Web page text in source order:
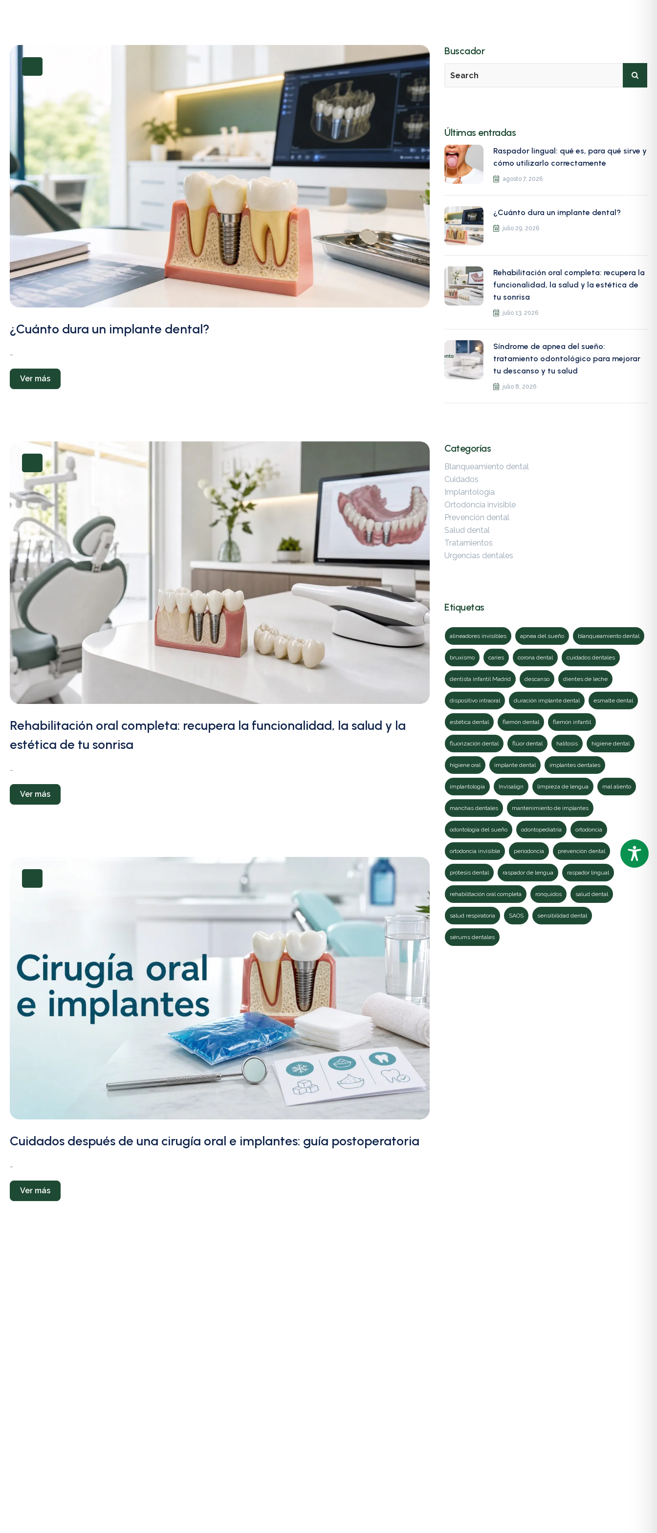
¿Cuánto dura un implante dental?
…
Ver más
Rehabilitación oral completa: recupera la funcionalidad, la salud y la
estética de tu sonrisa
…
Ver más
Cuidados después de una cirugía oral e implantes: guía postoperatoria
…
Ver más
Buscador
Últimas entradas
Raspador lingual: qué es, para qué sirve y
cómo utilizarlo correctamente
agosto 7, 2026
¿Cuánto dura un implante dental?
julio 29, 2026
Rehabilitación oral completa: recupera la
funcionalidad, la salud y la estética de
tu sonrisa
julio 13, 2026
Síndrome de apnea del sueño:
tratamiento odontológico para mejorar
tu descanso y tu salud
julio 8, 2026
Categorías
Blanqueamiento dental
Cuidados
Implantología
Ortodoncia invisible
Prevención dental
Salud dental
Tratamientos
Urgencias dentales
Etiquetas
alineadores invisibles apnea del sueño blanqueamiento dental
bruxismo caries corona dental cuidados dentales
dentista infantil Madrid descanso dientes de leche
dispositivo intraoral duración implante dental esmalte dental
estética dental flemón dental flemón infantil
fluorización dental flúor dental halitosis higiene dental
higiene oral implante dental implantes dentales
implantología Invisalign limpieza de lengua mal aliento
manchas dentales mantenimiento de implantes
odontología del sueño odontopediatría ortodoncia
ortodoncia invisible periodoncia prevención dental
prótesis dental raspador de lengua raspador lingual
rehabilitación oral completa ronquidos salud dental
salud respiratoria SAOS sensibilidad dental
sérums dentales